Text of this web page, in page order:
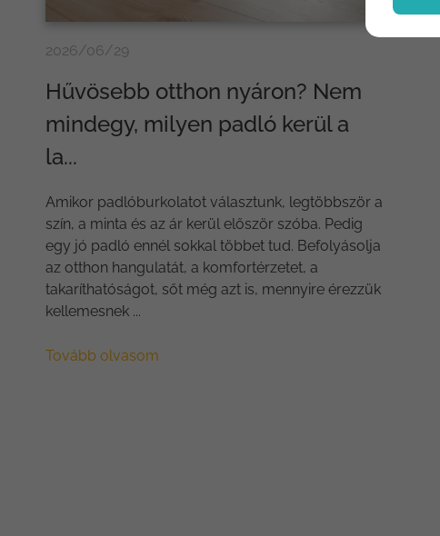
2026/06/29
Hűvösebb otthon nyáron? Nem
mindegy, milyen padló kerül a
la...
Amikor padlóburkolatot választunk, legtöbbször a
szín, a minta és az ár kerül először szóba. Pedig
egy jó padló ennél sokkal többet tud. Befolyásolja
az otthon hangulatát, a komfortérzetet, a
takaríthatóságot, sőt még azt is, mennyire érezzük
kellemesnek ...
Tovább olvasom